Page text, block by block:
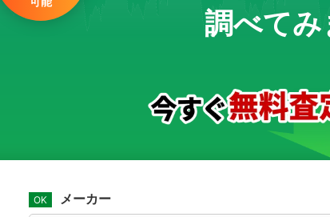
調べてみ
メーカー